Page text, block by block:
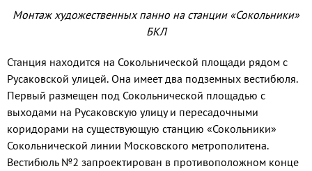
Монтаж художественных панно на станции «Сокольники»
БКЛ
Станция находится на Сокольниче­ской площади рядом с
Русаковской ули­цей. Она имеет два подземных вестибюля.
Первый размещен под Сокольнической площадью с
выходами на Русаковскую улицу и пересадочными
коридорами на существующую станцию «Сокольники»
Сокольнической линии Московского ме­трополитена.
Вестибюль №2 запроектирован в про­тивоположном конце